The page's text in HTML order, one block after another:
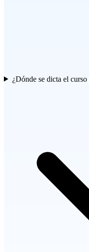
¿Dónde se dicta el curso